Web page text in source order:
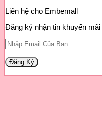
Liên hệ cho Embemall
Đăng ký nhận tin khuyến mãi